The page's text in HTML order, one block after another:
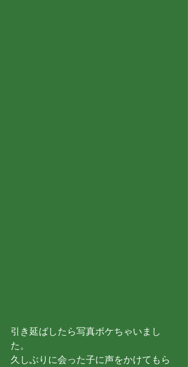
引き延ばしたら写真ボケちゃいまし
た。
久しぶりに会った子に声をかけてもら